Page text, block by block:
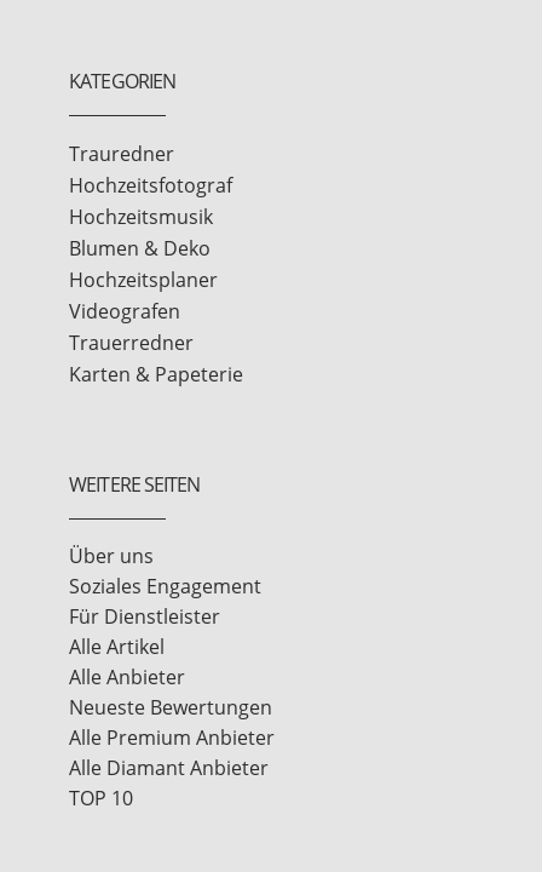
KATEGORIEN
Trauredner
Hochzeitsfotograf
Hochzeitsmusik
Blumen & Deko
Hochzeitsplaner
Videografen
Trauerredner
Karten & Papeterie
WEITERE SEITEN
Über uns
Soziales Engagement
Für Dienstleister
Alle Artikel
Alle Anbieter
Neueste Bewertungen
Alle Premium Anbieter
Alle Diamant Anbieter
TOP 10